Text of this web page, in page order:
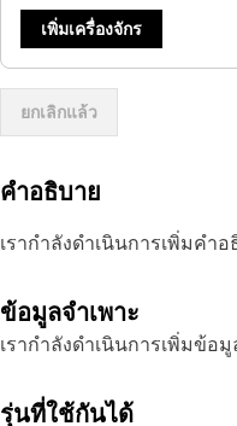
เพิ่มเครื่องจักร
ยกเลิกแล้ว
คำอธิบาย
เรากำลังดำเนินการเพิ่มค
ข้อมูลจำเพาะ
เรากำลังดำเนินการเพิ่มข้อ
รุ่นที่ใช้กันได้